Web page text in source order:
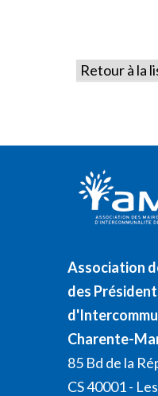
Retour à la
Association
des
Charente-
85 Bd de la
CS 40001 -